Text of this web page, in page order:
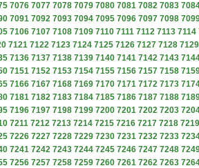
7076 7077 7078 7079 7080 7081 7082 7083
7091 7092 7093 7094 7095 7096 7097 7098
7106 7107 7108 7109 7110 7111 7112 7113 7114
7121 7122 7123 7124 7125 7126 7127 7128 7129
7136 7137 7138 7139 7140 7141 7142 7143
7151 7152 7153 7154 7155 7156 7157 7158
7166 7167 7168 7169 7170 7171 7172 7173
7181 7182 7183 7184 7185 7186 7187 7188
7196 7197 7198 7199 7200 7201 7202 7203
7211 7212 7213 7214 7215 7216 7217 7218 7219
7226 7227 7228 7229 7230 7231 7232 7233
7241 7242 7243 7244 7245 7246 7247 7248
7256 7257 7258 7259 7260 7261 7262 7263